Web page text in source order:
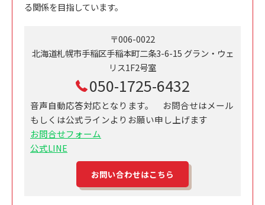
る関係を目指しています。
〒006-0022
北海道札幌市手稲区手稲本町二条3-6-15 グラン・ウェ
リス1F2号室
050-1725-6432
音声自動応答対応となります。 お問合せはメール
もしくは公式ラインよりお願い申し上げます
お問合せフォーム
公式LINE
お問い合わせはこちら